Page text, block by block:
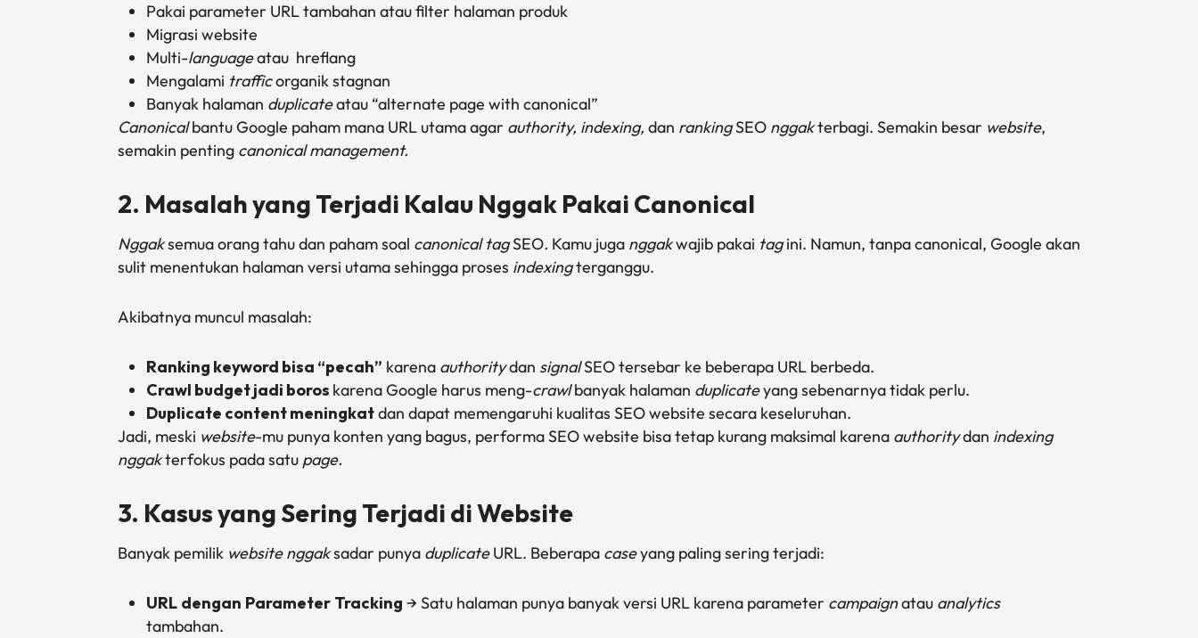
Pakai parameter URL tambahan atau filter halaman produk
Migrasi website
Multi-languageatau hreflang
Mengalami trafficorganik stagnan
Banyak halaman duplicateatau “alternate page with canonical”
Canonicalbantu Google paham mana URL utama agar authority, indexing, dan rankingSEO nggakterbagi. Semakin besar website,
semakin penting canonical management.
2. Masalah yang Terjadi Kalau Nggak Pakai Canonical
Nggaksemua orang tahu dan paham soal canonical tagSEO. Kamu juga nggakwajib pakai tagini. Namun, tanpa canonical, Google akan
sulit menentukan halaman versi utama sehingga proses indexingterganggu.
Akibatnya muncul masalah:
Ranking keyword bisa “pecah” karena authoritydan signalSEO tersebar ke beberapa URL berbeda.
Crawl budget jadi boros karena Google harus meng-crawlbanyak halaman duplicateyang sebenarnya tidak perlu.
Duplicate contentmeningkatdan dapat memengaruhi kualitas SEO website secara keseluruhan.
Jadi, meski website-mu punya konten yang bagus, performa SEO website bisa tetap kurang maksimal karena authoritydan indexing
nggakterfokus pada satu page.
3. Kasus yang Sering Terjadi di Website
Banyak pemilik website nggaksadar punya duplicateURL. Beberapa caseyang paling sering terjadi:
URL dengan Parameter Tracking → Satu halaman punya banyak versi URL karena parameter campaignatau analytics
tambahan.